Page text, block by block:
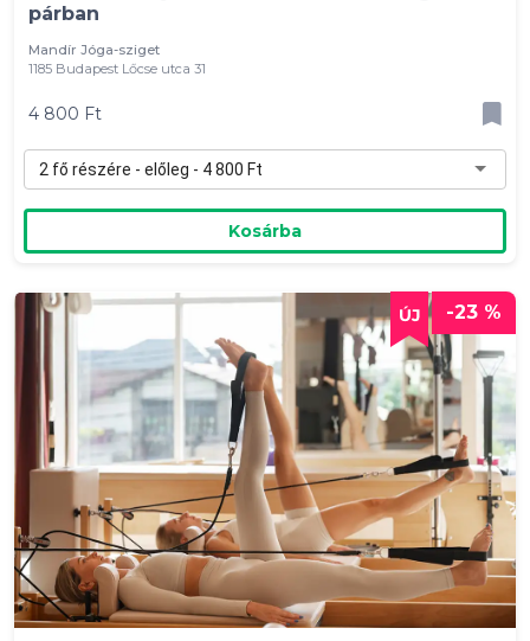
párban
Mandír Jóga-sziget
1185 Budapest Lőcse utca 31
4 800 Ft
2 fő részére - előleg - 4 800 Ft
Kosárba
-23 %